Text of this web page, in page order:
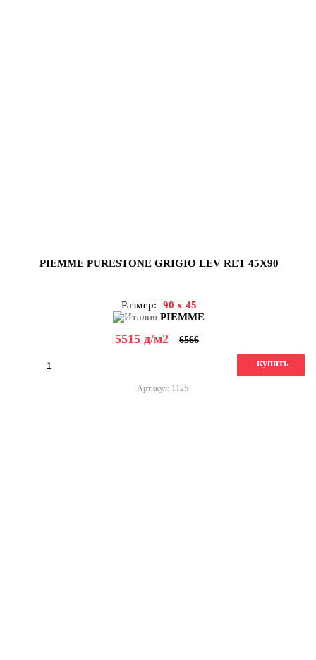
PIEMME PURESTONE GRIGIO LEV RET 45X90
Размер:
90 x 45
PIEMME
5515 д/м2 6566
купить
Артикул: 1125